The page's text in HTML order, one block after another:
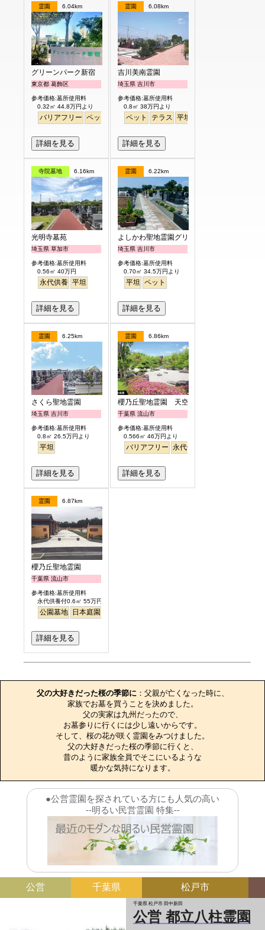
霊園 6.04km
グリーンパーク新宿
東京都 葛飾区
参考価格:墓所使用料
0.32㎡ 44.8万円より
バリアフリー ペット 永代供養
詳細を見る
霊園 6.08km
吉川美南霊園
埼玉県 吉川市
参考価格:墓所使用料
0.8㎡ 38万円より
ペット テラス 平坦
詳細を見る
寺院墓地 6.16km
光明寺墓苑
埼玉県 草加市
参考価格:墓所使用料
0.56㎡ 40万円
永代供養 平坦
詳細を見る
霊園 6.22km
よしかわ聖地霊園グリーンピア
埼玉県 吉川市
参考価格:墓所使用料
0.70㎡ 34.5万円より
平坦 ペット
詳細を見る
霊園 6.25km
さくら聖地霊園
埼玉県 吉川市
参考価格:墓所使用料
0.8㎡ 26.5万円より
平坦
詳細を見る
霊園 6.86km
櫻乃丘聖地霊園 天空の郷
千葉県 流山市
参考価格:墓所使用料
0.566㎡ 46万円より
バリアフリー 永代供養
詳細を見る
霊園 6.87km
櫻乃丘聖地霊園
千葉県 流山市
参考価格:墓所使用料
永代供養付0.6㎡ 55万円より
公園墓地 日本庭園
詳細を見る
父の大好きだった桜の季節に：父親が亡くなった時に、
家族でお墓を買うことを決めました。
父の実家は九州だったので、
お墓参りに行くには少し遠いからです。
そして、桜の花が咲く霊園をみつけました。
父の大好きだった桜の季節に行くと、
昔のように家族全員でそこにいるような
暖かな気持になります。
●公営霊園を探されている方にも人気の高い
--明るい民営霊園 特集--
公営 千葉県 松戸市
千葉県 松戸市 田中新田
公営 都立八柱霊園